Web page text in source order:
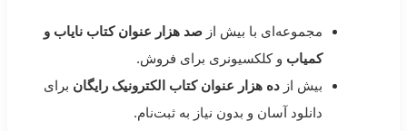
مجموعه‌ای با بیش از صد هزار عنوان کتاب نایاب و
کمیاب و کلکسیونری برای فروش.
بیش از ده هزار عنوان کتاب الکترونیک رایگان برای
دانلود آسان و بدون نیاز به ثبت‌نام.